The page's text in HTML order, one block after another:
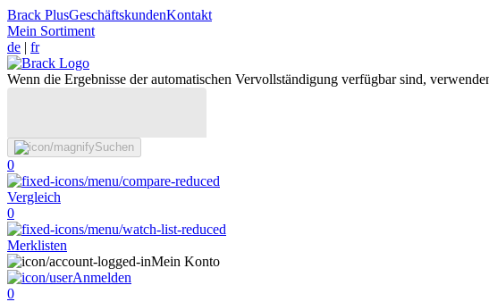
Brack PlusGeschäftskundenKontakt
Mein Sortiment
de | fr
Wenn die Ergebnisse der automatischen Vervollständigung verfügbar sind,
Suchen
0
Vergleich
0
Merklisten
Mein Konto
Anmelden
0